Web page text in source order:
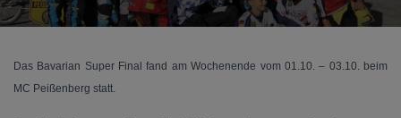
Das Bavarian Super Final fand am Wochenende vom 01.10. – 03.10. beim
MC Peißenberg statt.